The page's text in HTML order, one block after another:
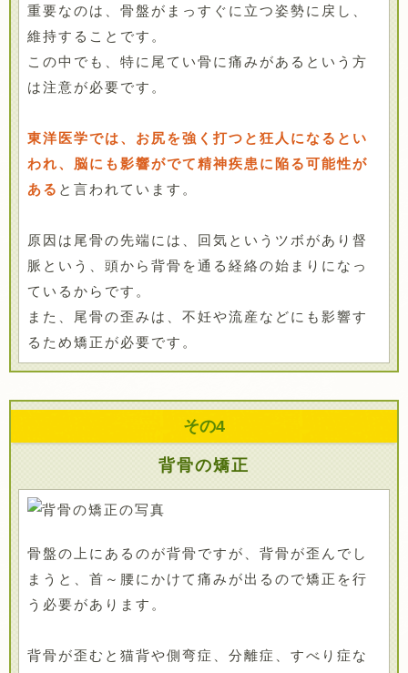
重要なのは、骨盤がまっすぐに立つ姿勢に戻し、
維持することです。
この中でも、特に尾てい骨に痛みがあるという方
は注意が必要です。
東洋医学では、お尻を強く打つと狂人になるとい
われ、脳にも影響がでて精神疾患に陥る可能性が
ある と言われています。
原因は尾骨の先端には、回気というツボがあり督
脈という、頭から背骨を通る経絡の始まりになっ
ているからです。
また、尾骨の歪みは、不妊や流産などにも影響す
るため矯正が必要です。
その4
背骨の矯正
骨盤の上にあるのが背骨ですが、背骨が歪んでし
まうと、首～腰にかけて痛みが出るので矯正を行
う必要があります。
背骨が歪むと猫背や側弯症、分離症、すべり症な